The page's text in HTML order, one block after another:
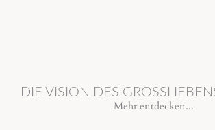
DIE VISION DES
Mehr entdecken...